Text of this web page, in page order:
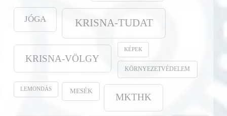
JÓGA KRISNA-TUDAT
KRISNA-VÖLGY
KÉPEK
KÖRNYEZETVÉDELEM
LEMONDÁS MESÉK
MKTHK